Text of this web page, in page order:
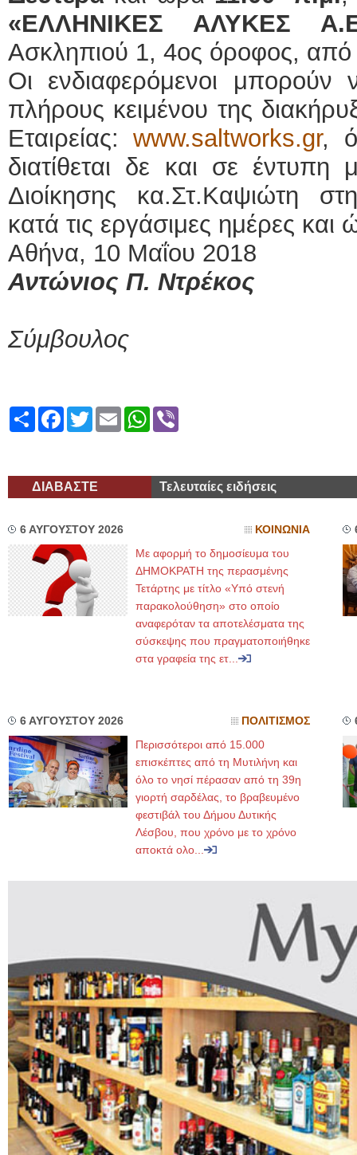
«ΕΛΛΗΝΙΚΕΣ ΑΛΥΚΕΣ
Ασκληπιού 1, 4ος όροφος, από
Οι ενδιαφερόμενοι
πλήρους κειμένου της
Εταιρείας:www.saltworks.gr,
διατίθεται δε και σε
Διοίκησης κα.Στ.Καψιώτη
κατά τις εργάσιμες ημέρες και
Αθήνα, 10 Μαΐου 2018
Αντώνιος Π. Ντρέκος
Σύμβουλος
ShareFacebook
TwitterEmailWhatsApp
ΔΙΑΒΑΣΤΕ Τελευταίες ειδήσεις
6 ΑΥΓΟΥΣΤΟΥ 2026 ΚΟΙΝΩΝΙΑ
Με αφορμή το δημοσίευμα του
ΔΗΜΟΚΡΑΤΗ της περασμένης
Τετάρτης με τίτλο «Υπό στενή
παρακολούθηση» στο οποίο
αναφερόταν τα αποτελέσματα της
σύσκεψης που πραγματοποιήθηκε
στα γραφεία της ετ...
6 ΑΥΓΟΥΣΤΟΥ 2026 ΠΟΛΙΤΙΣΜΟΣ
Περισσότεροι από 15.000
επισκέπτες από τη Μυτιλήνη και
όλο το νησί πέρασαν από τη 39η
γιορτή σαρδέλας, το βραβευμένο
φεστιβάλ του Δήμου Δυτικής
Λέσβου, που χρόνο με το χρόνο
αποκτά ολο...